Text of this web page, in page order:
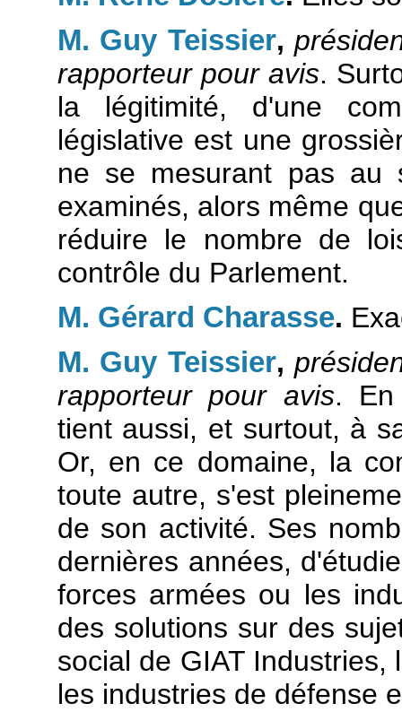
M. Guy Teissier,
rapporteur pour avis.
la légitimité, d'une
législative est une
ne se mesurant pas au
examinés, alors même
réduire le nombre de
contrôle du Parlement.
M. Gérard Charasse.
M. Guy Teissier,
rapporteur pour avis. En
tient aussi, et surtout, à
Or, en ce domaine, la
toute autre, s'est
de son activité. Ses
dernières années,
forces armées ou les
des solutions sur des
social de GIAT
les industries de défense